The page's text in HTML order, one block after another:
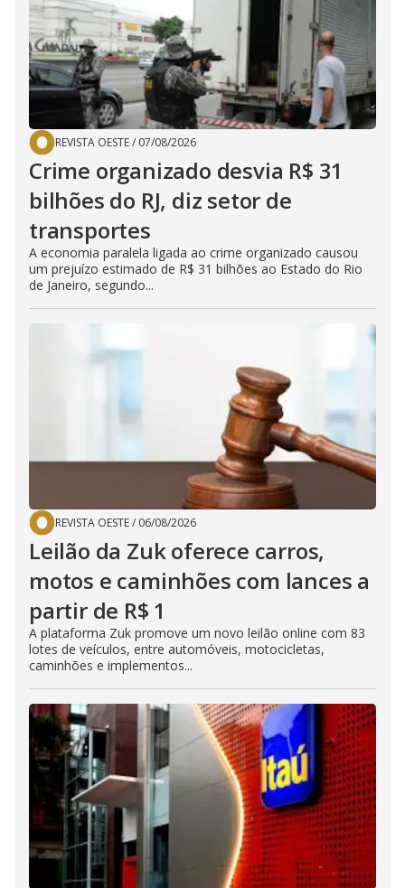
REVISTA OESTE/ 07/08/2026
Crime organizado desvia R$ 31
bilhões do RJ, diz setor de
transportes
A economia paralela ligada ao crime organizado causou
um prejuízo estimado de R$ 31 bilhões ao Estado do Rio
de Janeiro, segundo...
REVISTA OESTE/ 06/08/2026
Leilão da Zuk oferece carros,
motos e caminhões com lances a
partir de R$ 1
A plataforma Zuk promove um novo leilão online com 83
lotes de veículos, entre automóveis, motocicletas,
caminhões e implementos...